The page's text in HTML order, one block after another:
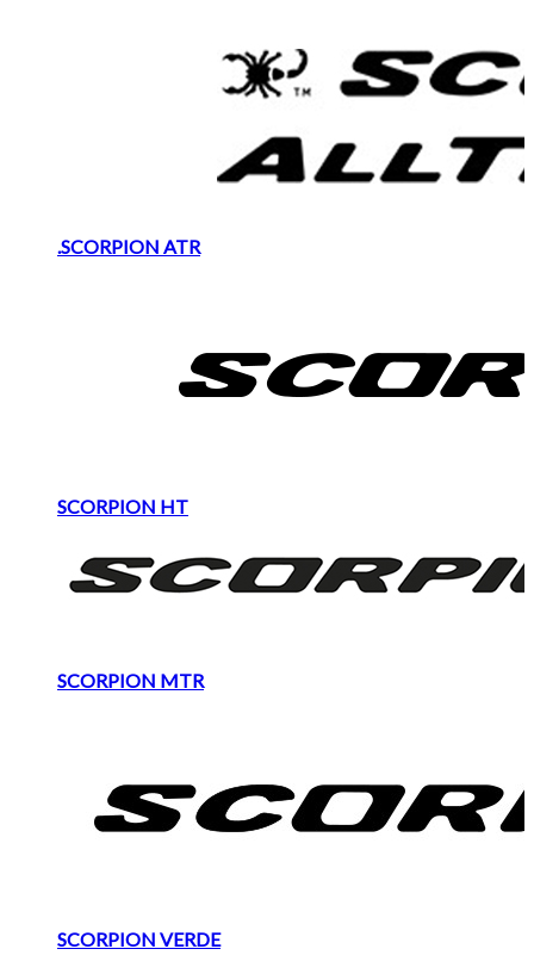
.SCORPION ATR
SCORPION HT
SCORPION MTR
SCORPION VERDE